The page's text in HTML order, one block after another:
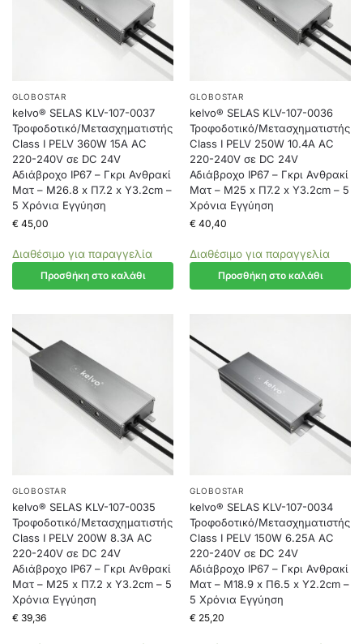
GLOBOSTAR
kelvo® SELAS KLV-107-0037
Τροφοδοτικό/Μετασχηματιστής
Class I PELV 360W 15A AC
220-240V σε DC 24V
Αδιάβροχο IP67 – Γκρι Ανθρακί
Ματ – Μ26.8 x Π7.2 x Υ3.2cm –
5 Χρόνια Εγγύηση
€ 45,00
Διαθέσιμο για παραγγελία
Προσθήκη στο καλάθι
GLOBOSTAR
kelvo® SELAS KLV-107-0036
Τροφοδοτικό/Μετασχηματιστής
Class I PELV 250W 10.4A AC
220-240V σε DC 24V
Αδιάβροχο IP67 – Γκρι Ανθρακί
Ματ – Μ25 x Π7.2 x Υ3.2cm – 5
Χρόνια Εγγύηση
€ 40,40
Διαθέσιμο για παραγγελία
Προσθήκη στο καλάθι
GLOBOSTAR
kelvo® SELAS KLV-107-0035
Τροφοδοτικό/Μετασχηματιστής
Class I PELV 200W 8.3A AC
220-240V σε DC 24V
Αδιάβροχο IP67 – Γκρι Ανθρακί
Ματ – Μ25 x Π7.2 x Υ3.2cm – 5
Χρόνια Εγγύηση
€ 39,36
GLOBOSTAR
kelvo® SELAS KLV-107-0034
Τροφοδοτικό/Μετασχηματιστής
Class I PELV 150W 6.25A AC
220-240V σε DC 24V
Αδιάβροχο IP67 – Γκρι Ανθρακί
Ματ – Μ18.9 x Π6.5 x Υ2.2cm –
5 Χρόνια Εγγύηση
€ 25,20